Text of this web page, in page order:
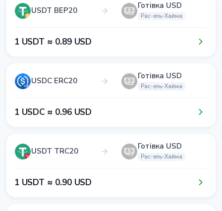
USDT BEP20 Готівка USD
Рас-ель-Хайма
1​ USDT ≈ 0​.8​9​ USD
USDC ERC20 Готівка USD
Рас-ель-Хайма
1​ USDC ≈ 0​.9​6​ USD
USDT TRC20 Готівка USD
Рас-ель-Хайма
1​ USDT ≈ 0​.9​0​ USD